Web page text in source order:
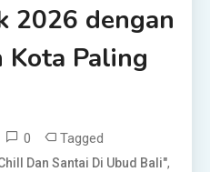
2026 dengan
Kota Paling
0 Tagged
Dan Santai Di Ubud Bali",